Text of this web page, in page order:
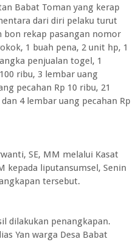
Babat Toman yang kerap
dari diri pelaku turut
bon rekap pasangan nomor
1 buah pena, 2 unit hp, 1
penjualan togel, 1
ribu, 3 lembar uang
pecahan Rp 10 ribu, 21
4 lembar uang pecahan Rp
SE, MM melalui Kasat
kepada liputansumsel, Senin
tersebut.
dilakukan penangkapan.
Yan warga Desa Babat